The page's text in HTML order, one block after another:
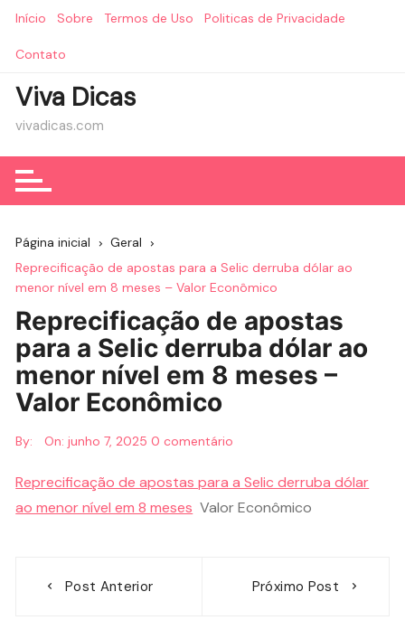
Início Sobre Termos de Uso Politicas de Privacidade
Contato
Viva Dicas
vivadicas.com
Página inicial
Geral
Reprecificação de apostas para a Selic derruba dólar ao
menor nível em 8 meses – Valor Econômico
Reprecificação de apostas
para a Selic derruba dólar ao
menor nível em 8 meses –
Valor Econômico
By: On:junho 7, 2025 0 comentário
Reprecificação de apostas para a Selic derruba dólar
ao menor nível em 8 meses Valor Econômico
Post Anterior Próximo Post